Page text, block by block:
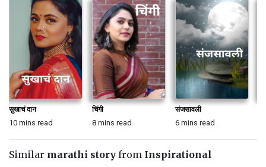
सुखाचं दान
10 mins read
चिंगी
8 mins read
संजसावली
6 mins read
Similar marathi story from Inspirational